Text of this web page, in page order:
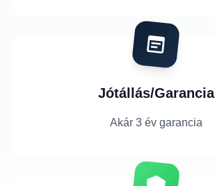
Jótállás/Garancia
Akár 3 év garancia